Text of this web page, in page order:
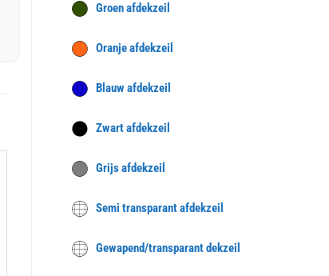
Groen afdekzeil
Oranje afdekzeil
Blauw afdekzeil
Zwart afdekzeil
Grijs afdekzeil
Semi transparant afdekzeil
Gewapend/transparant dekzeil